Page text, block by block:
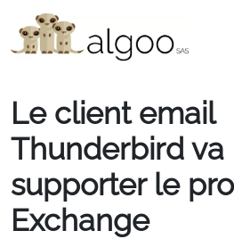
Le client email
Thunderbird
supporter le
Exchange